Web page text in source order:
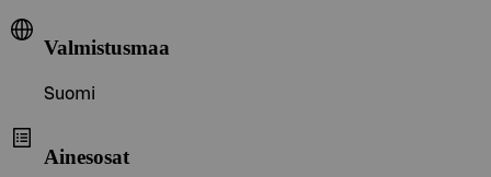
Valmistusmaa
Suomi
Ainesosat